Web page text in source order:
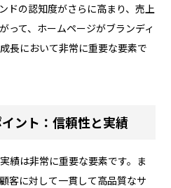
ドの認知度がさらに高まり、売上
って、ホームページがブランディ
長において非常に重要な要素で
ント：信頼性と実績
績は非常に重要な要素です。ま
客に対して一貫して高品質なサ